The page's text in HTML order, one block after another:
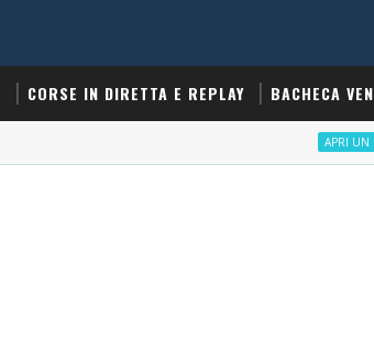
CORSE IN DIRETTA E REPLAY BACHECA
APRI UN CONTO